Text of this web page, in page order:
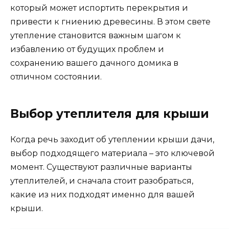
который может испортить перекрытия и
привести к гниению древесины. В этом свете
утепление становится важным шагом к
избавлению от будущих проблем и
сохранению вашего дачного домика в
отличном состоянии.
Выбор утеплителя для крыши
Когда речь заходит об утеплении крыши дачи,
выбор подходящего материала – это ключевой
момент. Существуют различные варианты
утеплителей, и сначала стоит разобраться,
какие из них подходят именно для вашей
крыши.